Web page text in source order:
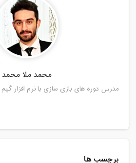
محمد ملا محمد
مدرس دوره های بازی سازی با نرم افزار گیم
برچسب ها